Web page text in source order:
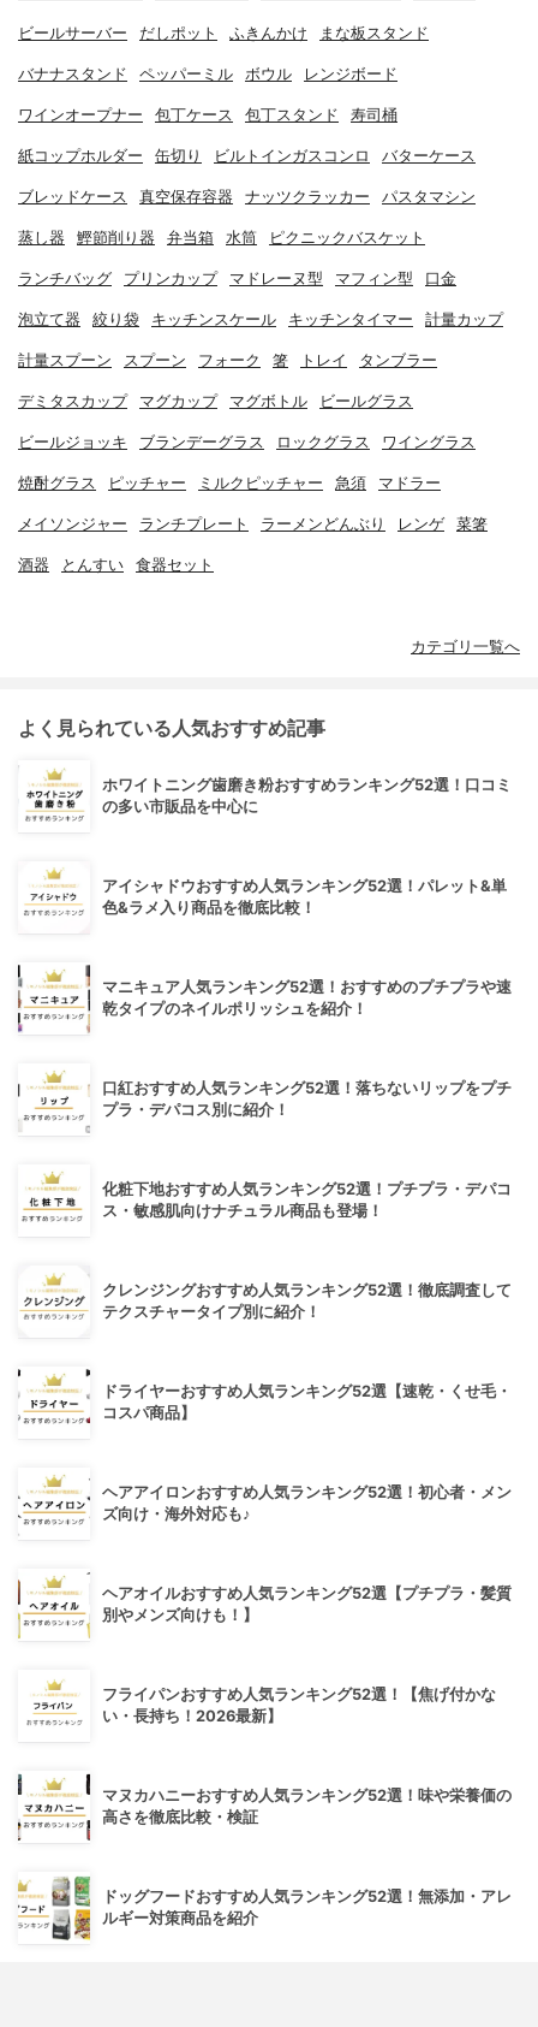
ビールサーバー だしポット ふきんかけ まな板スタンド
バナナスタンド ペッパーミル ボウル レンジボード
ワインオープナー 包丁ケース 包丁スタンド 寿司桶
紙コップホルダー 缶切り ビルトインガスコンロ バターケース
ブレッドケース 真空保存容器 ナッツクラッカー パスタマシン
蒸し器 鰹節削り器 弁当箱 水筒 ピクニックバスケット
ランチバッグ プリンカップ マドレーヌ型 マフィン型 口金
泡立て器 絞り袋 キッチンスケール キッチンタイマー 計量カップ
計量スプーン スプーン フォーク 箸 トレイ タンブラー
デミタスカップ マグカップ マグボトル ビールグラス
ビールジョッキ ブランデーグラス ロックグラス ワイングラス
焼酎グラス ピッチャー ミルクピッチャー 急須 マドラー
メイソンジャー ランチプレート ラーメンどんぶり レンゲ 菜箸
酒器 とんすい 食器セット
カテゴリ一覧へ
よく見られている人気おすすめ記事
ホワイトニング歯磨き粉おすすめランキング52選！口コミ
の多い市販品を中心に
アイシャドウおすすめ人気ランキング52選！パレット&単
色&ラメ入り商品を徹底比較！
マニキュア人気ランキング52選！おすすめのプチプラや速
乾タイプのネイルポリッシュを紹介！
口紅おすすめ人気ランキング52選！落ちないリップをプチ
プラ・デパコス別に紹介！
化粧下地おすすめ人気ランキング52選！プチプラ・デパコ
ス・敏感肌向けナチュラル商品も登場！
クレンジングおすすめ人気ランキング52選！徹底調査して
テクスチャータイプ別に紹介！
ドライヤーおすすめ人気ランキング52選【速乾・くせ毛・
コスパ商品】
ヘアアイロンおすすめ人気ランキング52選！初心者・メン
ズ向け・海外対応も♪
ヘアオイルおすすめ人気ランキング52選【プチプラ・髪質
別やメンズ向けも！】
フライパンおすすめ人気ランキング52選！【焦げ付かな
い・長持ち！2026最新】
マヌカハニーおすすめ人気ランキング52選！味や栄養価の
高さを徹底比較・検証
ドッグフードおすすめ人気ランキング52選！無添加・アレ
ルギー対策商品を紹介